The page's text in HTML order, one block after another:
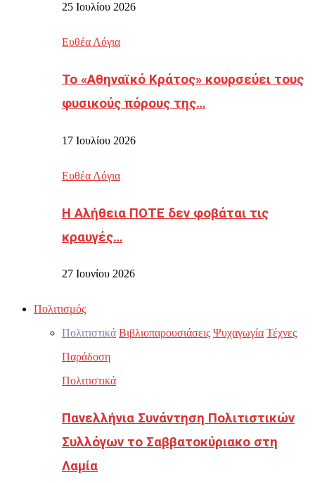
25 Ιουλίου 2026
Ευθέα Λόγια
Το «Αθηναϊκό Κράτος» κουρσεύει τους
φυσικούς πόρους της…
17 Ιουλίου 2026
Ευθέα Λόγια
Η Αλήθεια ΠΟΤΕ δεν φοβάται τις
κραυγές…
27 Ιουνίου 2026
Πολιτισμός
Πολιτιστικά Βιβλιοπαρουσιάσεις Ψυχαγωγία Τέχνες
Παράδοση
Πολιτιστικά
Πανελλήνια Συνάντηση Πολιτιστικών
Συλλόγων το Σαββατοκύριακο στη
Λαμία